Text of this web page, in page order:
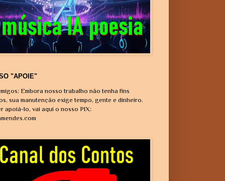
"APOIE"
Embora nosso trabalho não tenha fins
sua manutenção exige tempo, gente e dinheiro.
apoiá-lo, vai aqui o nosso PIX: